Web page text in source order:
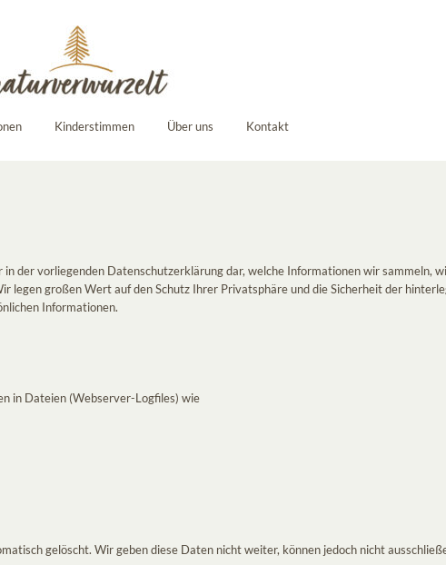
Kinderstimmen Über uns Kontakt
in der vorliegenden Datenschutzerklärung dar, welche Informationen wir sammeln,
legen großen Wert auf den Schutz Ihrer Privatsphäre und die Sicherheit der
Informationen.
in Dateien (Webserver-Logfiles) wie
gelöscht. Wir geben diese Daten nicht weiter, können jedoch nicht